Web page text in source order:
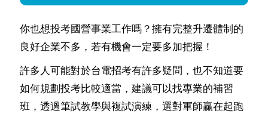
你也想投考國營事業工作嗎？擁有完整升遷體制的
良好企業不多，若有機會一定要多加把握！
許多人可能對於台電招考有許多疑問，也不知道要
如何規劃投考比較適當，建議可以找專業的補習
班，透過筆試教學與複試演練，選對軍師贏在起跑